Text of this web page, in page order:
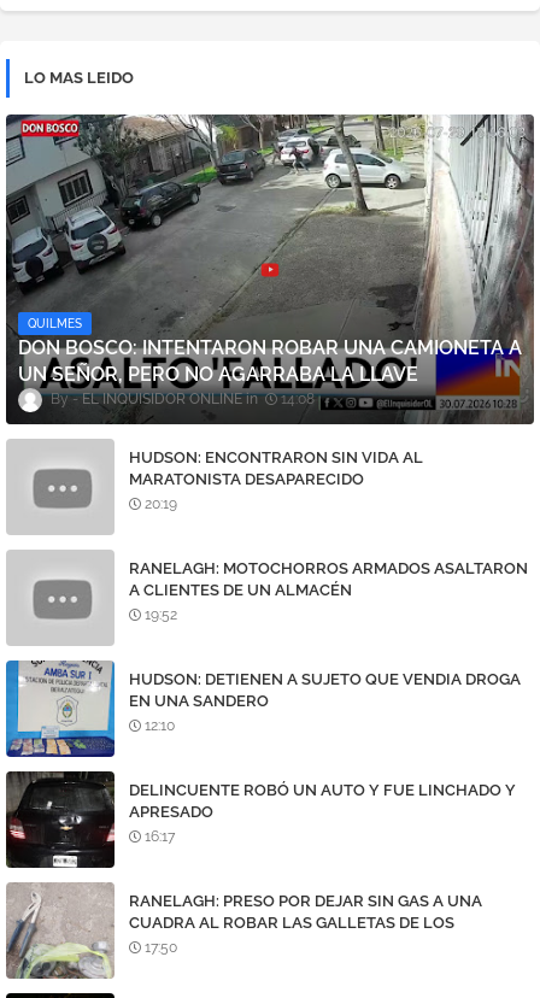
LO MAS LEIDO
QUILMES
DON BOSCO: INTENTARON ROBAR UNA CAMIONETA A
UN SEÑOR, PERO NO AGARRABA LA LLAVE
EL INQUISIDOR ONLINE 14:08
HUDSON: ENCONTRARON SIN VIDA AL
MARATONISTA DESAPARECIDO
20:19
RANELAGH: MOTOCHORROS ARMADOS ASALTARON
A CLIENTES DE UN ALMACÉN
19:52
HUDSON: DETIENEN A SUJETO QUE VENDIA DROGA
EN UNA SANDERO
12:10
DELINCUENTE ROBÓ UN AUTO Y FUE LINCHADO Y
APRESADO
16:17
RANELAGH: PRESO POR DEJAR SIN GAS A UNA
CUADRA AL ROBAR LAS GALLETAS DE LOS
MEDIDORES
17:50